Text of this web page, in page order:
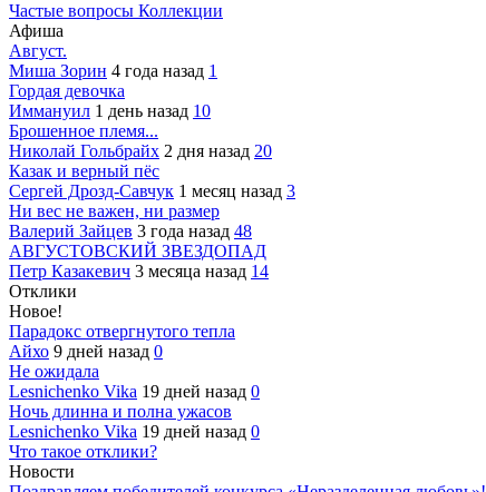
Частые вопросы Коллекции
Афиша
Август.
Миша Зорин 4 года назад 1
Гордая девочка
Иммануил 1 день назад 10
Брошенное племя...
Николай Гольбрайх 2 дня назад 20
Казак и верный пёс
Сергей Дрозд-Савчук 1 месяц назад 3
Ни вес не важен, ни размер
Валерий Зайцев 3 года назад 48
АВГУСТОВСКИЙ ЗВЕЗДОПАД
Петр Казакевич 3 месяца назад 14
Отклики
Новое!
Парадокс отвергнутого тепла
Айхо 9 дней назад 0
Не ожидала
Lesnichenko Vika 19 дней назад 0
Ночь длинна и полна ужасов
Lesnichenko Vika 19 дней назад 0
Что такое отклики?
Новости